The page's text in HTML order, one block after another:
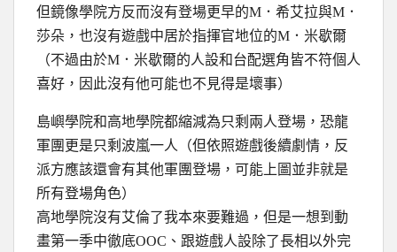
但鏡像學院方反而沒有登場更早的M．希艾拉與M．
莎朵，也沒有遊戲中居於指揮官地位的M．米歇爾
（不過由於M．米歇爾的人設和台配選角皆不符個人
喜好，因此沒有他可能也不見得是壞事）
島嶼學院和高地學院都縮減為只剩兩人登場，恐龍
軍團更是只剩波嵐一人（但依照遊戲後續劇情，反
派方應該還會有其他軍團登場，可能上圖並非就是
所有登場角色）
高地學院沒有艾倫了我本來要難過，但是一想到動
畫第一季中徹底OOC、跟遊戲人設除了長相以外完